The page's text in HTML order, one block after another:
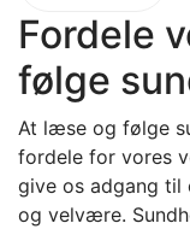
Fordele
følge
At læse og følge
fordele for vores
give os adgang til
og velvære.